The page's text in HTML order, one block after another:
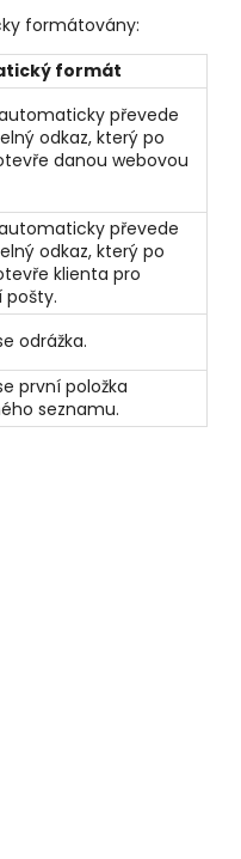
formátovány:
formát
převede
odkaz, který po
danou webovou
převede
odkaz, který po
klienta pro
pošty.
odrážka.
první položka
seznamu.